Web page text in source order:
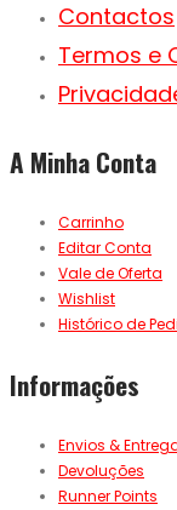
Contactos
Termos e
A Minha Conta
Carrinho
Editar Conta
Vale de Oferta
Wishlist
Histórico de
Informações
Envios &
Devoluções
Runner Points